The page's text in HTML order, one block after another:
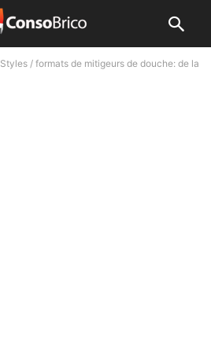
Styles / formats de mitigeurs de douche: de la